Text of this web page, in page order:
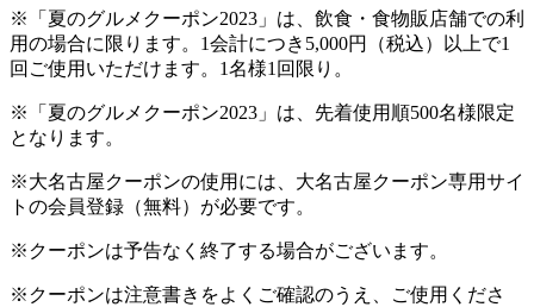
※「夏のグルメクーポン2023 」は、飲食・食物販店舗での利
用の場合に限ります。 1会計につき 5,000円（税込）以上で1
回ご使用いただけます。 1名様1 回限り。
※「夏のグルメクーポン2023 」は、先着使用順500名様限定
となります。
※大名古屋クーポンの使用には、大名古屋クーポン専用サイ
トの会員登録（無料）が必要です。
※クーポンは予告なく終了する場合がございます。
※クーポンは注意書きをよくご確認のうえ、ご使用くださ